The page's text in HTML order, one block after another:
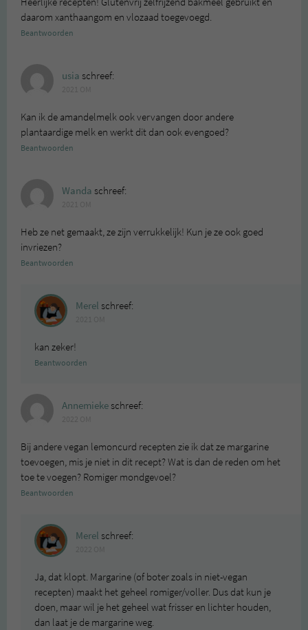
daarom xanthaangom en vlozaad toegevoegd.
Beantwoorden
usia schreef:
Kan ik de amandelmelk ook vervangen door andere
plantaardige melk en werkt dit dan ook evengoed?
Beantwoorden
Wanda schreef:
Heb ze net gemaakt, ze zijn verrukkelijk! Kun je ze ook goed
invriezen?
Beantwoorden
Merel schreef:
kan zeker!
Beantwoorden
Annemiekeschreef:
Bij andere vegan lemoncurd recepten zie ik dat ze margarine
toevoegen, mis je niet in dit recept? Wat is dan de reden om het
toe te voegen? Romiger mondgevoel?
Beantwoorden
Merel schreef:
Ja, dat klopt. Margarine (of boter zoals in niet-vegan
recepten) maakt het geheel romiger/voller. Dus dat kun je
doen, maar wil je het geheel wat frisser en lichter houden,
dan laat je de margarine weg.